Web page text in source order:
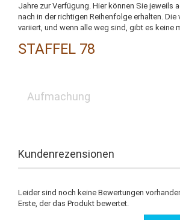
Jahre zur Verfügung. Hier können Sie jeweils
nach in der richtigen Reihenfolge erhalten. Die
variiert, und wenn alle weg sind, gibt es keine
STAFFEL 78
Aufmachung
Kundenrezensionen
Leider sind noch keine Bewertungen
Erste, der das Produkt bewertet.